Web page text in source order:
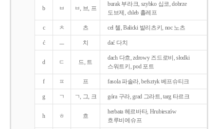
b ㅂ ㅂ, 브, 프
burak 부라크, szybko 십코, dobrze
도브제, chleb 흘레프
c ㅊ 츠 cel 첼, Balicki 발리츠키, noc 노츠
ć ㅡ 치 dać 다치
d ㄷ 드, 트
dach 다흐, zdrowy 즈드로비, słodki
스워트키, pod 포트
f ㅍ 프 fasola 파솔라, befsztyk 베프슈티크
g ㄱ ㄱ, 그, 크 góra 구라, grad 그라트, targ 타르크
h ㅎ 흐
herbata 헤르바타, Hrubieszów
흐루비에슈프